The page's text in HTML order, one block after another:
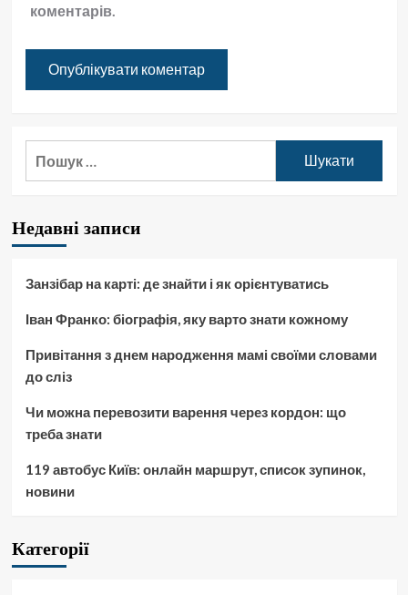
коментарів.
Недавні записи
Занзібар на карті: де знайти і як орієнтуватись
Іван Франко: біографія, яку варто знати кожному
Привітання з днем народження мамі своїми словами
до сліз
Чи можна перевозити варення через кордон: що
треба знати
119 автобус Київ: онлайн маршрут, список зупинок,
новини
Категорії